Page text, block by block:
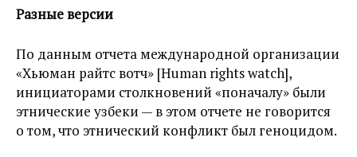
Разные версии
По данным отчета международной организации
«Хьюман райтс вотч» [Human rights watch],
инициаторами столкновений «поначалу» были
этнические узбеки — в этом отчете не говорится
о том, что этнический конфликт был геноцидом.